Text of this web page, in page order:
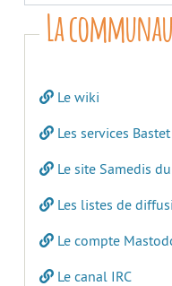
La
Le wiki
Les services Bastet
Le site Samedis
Les listes de
Le compte
Le canal IRC